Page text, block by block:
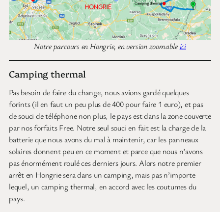
Notre parcours en Hongrie, en version zoomable ici
Camping thermal
Pas besoin de faire du change, nous avions gardé quelques
forints (il en faut un peu plus de 400 pour faire 1 euro), et pas
de souci de téléphone non plus, le pays est dans la zone couverte
par nos forfaits Free. Notre seul souci en fait est la charge de la
batterie que nous avons du mal à maintenir, car les panneaux
solaires donnent peu en ce moment et parce que nous n’avons
pas énormément roulé ces derniers jours. Alors notre premier
arrêt en Hongrie sera dans un camping, mais pas n’importe
lequel, un camping thermal, en accord avec les coutumes du
pays.